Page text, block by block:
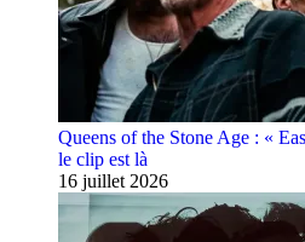
Queens of the Stone Age : «
le clip est là
16 juillet 2026